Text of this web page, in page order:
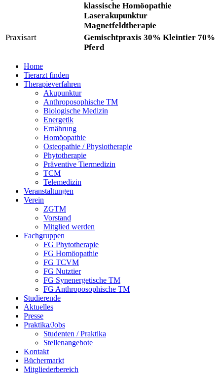
klassische Homöopathie
Laserakupunktur
Magnetfeldtherapie
Praxisart
Gemischtpraxis 30% Kleintier 70%
Pferd
Home
Tierarzt finden
Therapieverfahren
Akupunktur
Anthroposophische TM
Biologische Medizin
Energetik
Ernährung
Homöopathie
Osteopathie / Physiotherapie
Phytotherapie
Präventive Tiermedizin
TCM
Telemedizin
Veranstaltungen
Verein
ZGTM
Vorstand
Mitglied werden
Fachgruppen
FG Phytotherapie
FG Homöopathie
FG TCVM
FG Nutztier
FG Synenergetische TM
FG Anthroposophische TM
Studierende
Aktuelles
Presse
Praktika/Jobs
Studenten / Praktika
Stellenangebote
Kontakt
Büchermarkt
Mitgliederbereich